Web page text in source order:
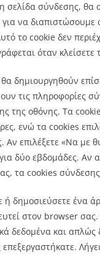
σελίδα σύνδεσης, θα
να
το cookie δεν
όταν
δημιουργηθούν
τις πληροφορίες
της οθόνης. Τα
ενώ τα cookies
Αν επιλέξετε «Να με
δύο εβδομάδες. Αν
τα cookies
ή δημοσιεύσετε ένα
στον browser
δεδομένα και απλώς